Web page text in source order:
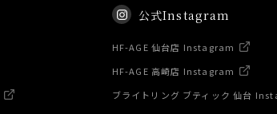
公式Instagram
HF-AGE 仙台店 Instagram
HF-AGE 高崎店 Instagram
ブライトリング ブティック 仙台